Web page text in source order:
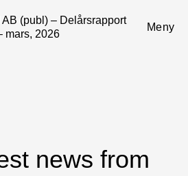
AB (publ) – Delårsrapport
mars, 2026
Meny
news from